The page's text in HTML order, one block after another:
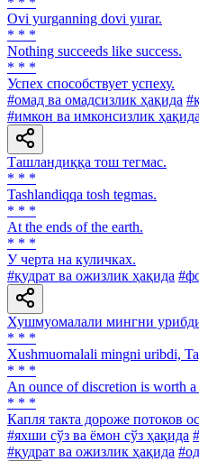
Ovi yurganning dovi yurar.
* * *
Nothing succeeds like success.
* * *
Успех способствует успеху.
#омад ва омадсизлик ҳақида
#имкон ва имконсизлик ҳақида
Ташландиққа тош тегмас.
* * *
Tashlandiqqa tosh tegmas.
* * *
At the ends of the earth.
* * *
У черта на куличках.
#қудрат ва ожизлик ҳақида
Хушмуомалали мингни
* * *
Xushmuomalali mingni uribdi,
* * *
An ounce of discretion is worth
* * *
Капля такта дороже потоков
#яхши сўз ва ёмон сўз ҳақида
#қудрат ва ожизлик ҳақида